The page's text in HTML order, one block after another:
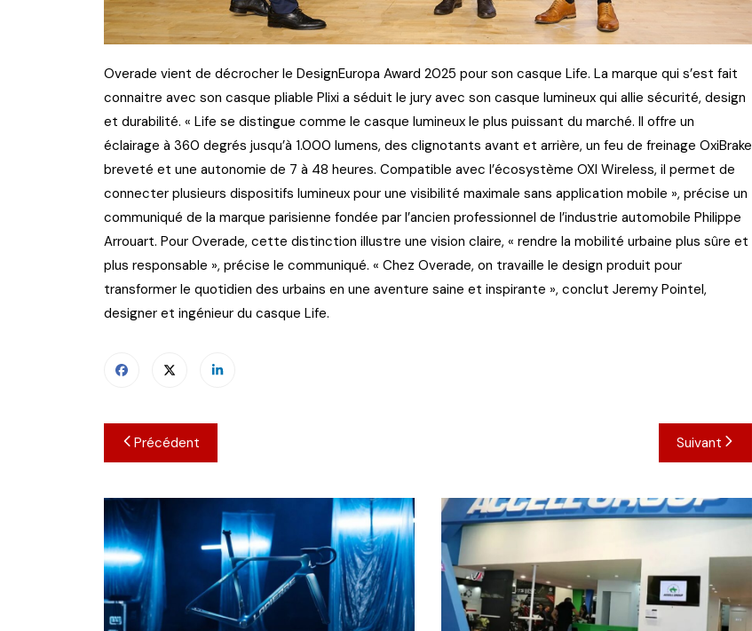
Overade vient de décrocher le DesignEuropa Award 2025 pour son casque Life. La marque qui s’est fait
connaitre avec son casque pliable Plixi a séduit le jury avec son casque lumineux qui allie sécurité, design
et durabilité. « Life se distingue comme le casque lumineux le plus puissant du marché. Il offre un
éclairage à 360 degrés jusqu’à 1.000 lumens, des clignotants avant et arrière, un feu de freinage OxiBrake
breveté et une autonomie de 7 à 48 heures. Compatible avec l’écosystème OXI Wireless, il permet de
connecter plusieurs dispositifs lumineux pour une visibilité maximale sans application mobile », précise un
communiqué de la marque parisienne fondée par l’ancien professionnel de l’industrie automobile Philippe
Arrouart. Pour Overade, cette distinction illustre une vision claire, « rendre la mobilité urbaine plus sûre et
plus responsable », précise le communiqué. « Chez Overade, on travaille le design produit pour
transformer le quotidien des urbains en une aventure saine et inspirante », conclut Jeremy Pointel,
designer et ingénieur du casque Life.
Navigation
de
l’article
Précédent Suivant